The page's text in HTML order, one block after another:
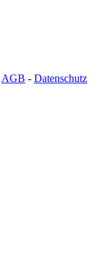
AGB - Datenschutz